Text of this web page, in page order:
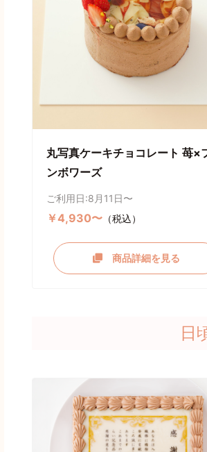
丸写真ケーキチョコレート 苺×
ンボワーズ
ご利用日:8月11日〜
￥4,930〜 （税込）
商品詳細を見る
日